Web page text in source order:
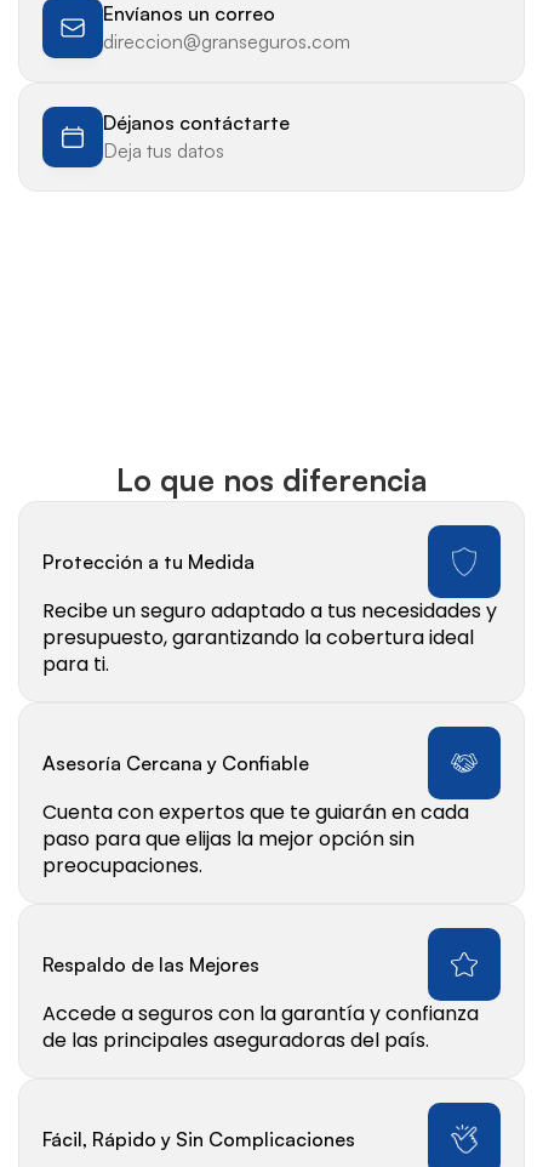
Envíanos un correo
direccion@granseguros.com
Déjanos contáctarte
Deja tus datos
Lo que nos diferencia
Protección a tu Medida
Recibe un seguro adaptado a tus necesidades y
presupuesto, garantizando la cobertura ideal
para ti.
Asesoría Cercana y Confiable
Cuenta con expertos que te guiarán en cada
paso para que elijas la mejor opción sin
preocupaciones.
Respaldo de las Mejores
Accede a seguros con la garantía y confianza
de las principales aseguradoras del país.
Fácil, Rápido y Sin Complicaciones